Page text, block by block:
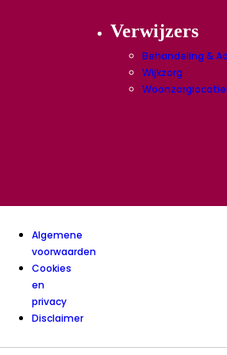
Verwijzers
Behandeling &
Wijkzorg
Algemene
voorwaarden
Cookies
en
privacy
Disclaimer